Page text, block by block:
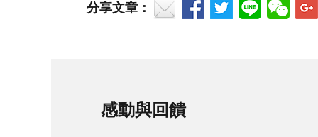
分享文章：
感動與回饋